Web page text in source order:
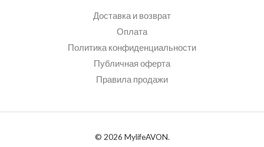
Доставка и возврат
Оплата
Политика конфиденциальности
Публичная оферта
Правила продажи
© 2026 MylifeAVON.